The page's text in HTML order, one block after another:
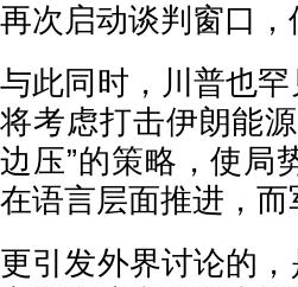
再次启动谈判窗口，
与此同时，川普也
将考虑打击伊朗能
边压”的策略，使局
在语言层面推进，
更引发外界讨论的